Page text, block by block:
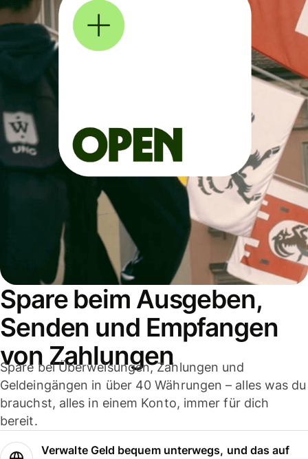
Spare beim Ausgeben,
Senden und Empfangen
von Zahlungen
Spare bei Überweisungen, Zahlungen und
Geldeingängen in über 40 Währungen – alles was du
brauchst, alles in einem Konto, immer für dich
bereit.
Verwalte Geld bequem unterwegs, und das auf